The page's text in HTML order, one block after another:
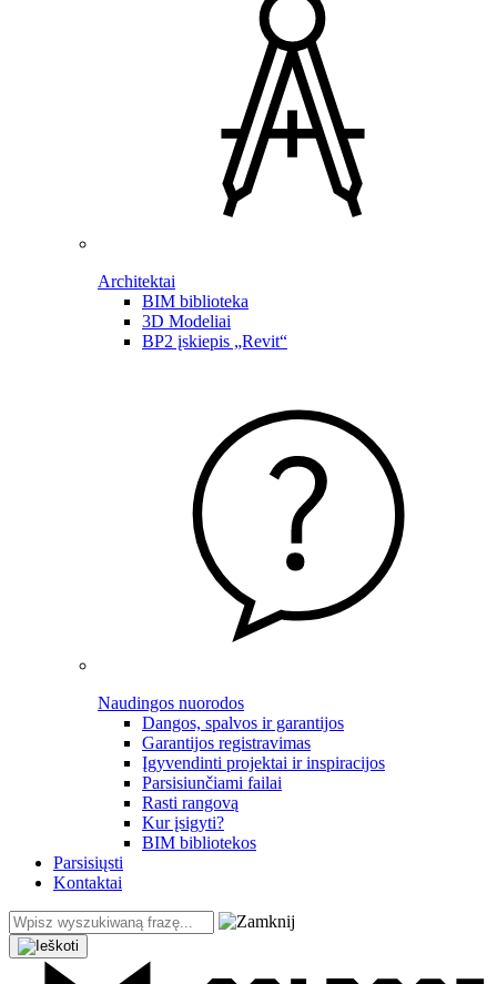
Architektai
BIM biblioteka
3D Modeliai
BP2 įskiepis „Revit“
Naudingos nuorodos
Dangos, spalvos ir garantijos
Garantijos registravimas
Įgyvendinti projektai ir inspiracijos
Parsisiunčiami failai
Rasti rangovą
Kur įsigyti?
BIM bibliotekos
Parsisiųsti
Kontaktai